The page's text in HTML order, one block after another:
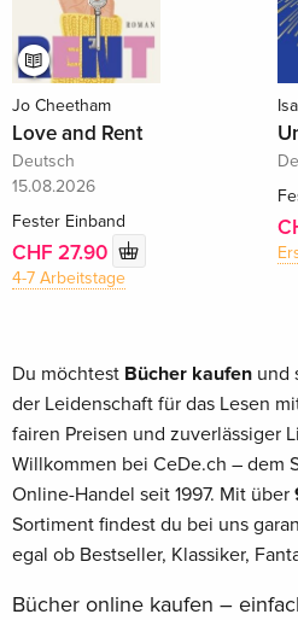
Jo Cheetham
Love and Rent
Deutsch
15.08.2026
Fester Einband
CHF 27.90
4-7 Arbeitstage
Du möchtest Bücher kaufen und
der Leidenschaft für das Lesen
fairen Preisen und zuverlässiger
Willkommen bei CeDe.ch – dem
Online-Handel seit 1997. Mit über
Sortiment findest du bei uns
egal ob Bestseller, Klassiker,
Bücher online kaufen –